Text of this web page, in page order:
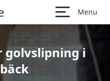
Menu
golvslipning i